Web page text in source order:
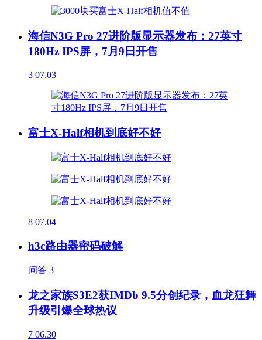
海信N3G Pro 27进阶版显示器发布：27英寸
180Hz IPS屏，7月9日开售
3 07.03
富士X-Half相机到底好不好
8 07.04
h3c路由器密码破解
问答 3
龙之家族S3E2获IMDb 9.5分创纪录，血龙狂舞
升级引爆全球热议
7 06.30